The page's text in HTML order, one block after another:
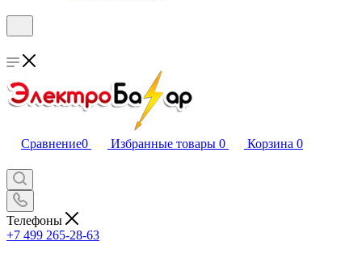
Сравнение0 Избранные товары 0 Корзина 0
Телефоны
+7 499 265-28-63